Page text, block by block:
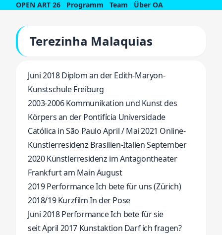
OPEN ART 26 Programm Team Über OA
Terezinha Malaquias
Juni 2018 Diplom an der Edith-Maryon-
Kunstschule Freiburg
2003-2006 Kommunikation und Kunst des
Körpers an der Pontifícia Universidade
Católica in São Paulo April / Mai 2021 Online-
Künstlerresidenz Brasilien-Italien September
2020 Künstlerresidenz im Antagontheater
Frankfurt am Main August
2019 Performance Ich bete für uns (Zürich)
2018/19 Kurzfilm In der Pose
Juni 2018 Performance Ich bete für sie
seit April 2017 Kunstaktion Darf ich fragen?